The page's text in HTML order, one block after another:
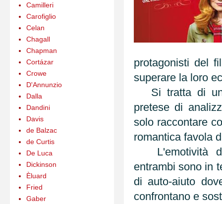
protagonisti del
superare la loro
Si tratta di
pretese di
solo raccontare
romantica favola
L'emotività di
entrambi sono in
di auto-aiuto
confrontano e
Camilleri
Carofiglio
Celan
Chagall
Chapman
Cortázar
Crowe
D'Annunzio
Dalla
Dandini
Davis
de Balzac
de Curtis
De Luca
Dickinson
Èluard
Fried
Gaber